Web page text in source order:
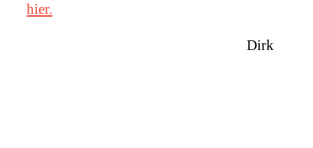
hier.
Dirk